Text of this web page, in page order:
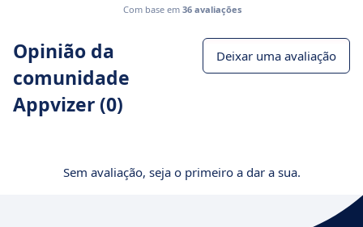
Com base em 36 avaliações
Opinião da
comunidade
Appvizer (0)
Deixar uma avaliação
Sem avaliação, seja o primeiro a dar a sua.